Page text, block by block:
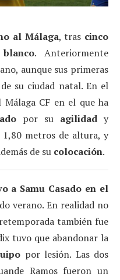
al Málaga, tras cinco
. Anteriormente
aunque sus primeras
su ciudad natal. En el
Málaga CF en el que ha
por su agilidady
1,80 metros de altura, y
de su colocación.
a Samu Casado en el
verano. En realidad no
también fue
tuvo que abandonar la
por lesión. Las dos
Ramos fueron un